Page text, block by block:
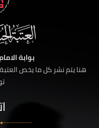
بوابة
هنا يتم نشر كل ما يخص